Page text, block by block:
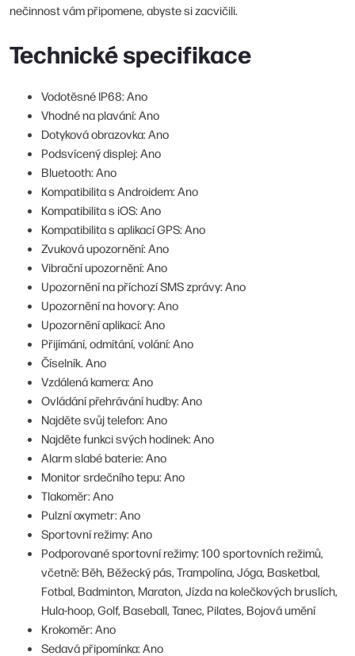
nečinnost vám připomene, abyste si zacvičili.
Technické specifikace
Vodotěsné IP68: Ano
Vhodné na plavání: Ano
Dotyková obrazovka: Ano
Podsvícený displej: Ano
Bluetooth: Ano
Kompatibilita s Androidem: Ano
Kompatibilita s iOS: Ano
Kompatibilita s aplikací GPS: Ano
Zvuková upozornění: Ano
Vibrační upozornění: Ano
Upozornění na příchozí SMS zprávy: Ano
Upozornění na hovory: Ano
Upozornění aplikací: Ano
Přijímání, odmítání, volání: Ano
Číselník. Ano
Vzdálená kamera: Ano
Ovládání přehrávání hudby: Ano
Najděte svůj telefon: Ano
Najděte funkci svých hodinek: Ano
Alarm slabé baterie: Ano
Monitor srdečního tepu: Ano
Tlakoměr: Ano
Pulzní oxymetr: Ano
Sportovní režimy: Ano
Podporované sportovní režimy: 100 sportovních režimů,
včetně: Běh, Běžecký pás, Trampolína, Jóga, Basketbal,
Fotbal, Badminton, Maraton, Jízda na kolečkových bruslích,
Hula-hoop, Golf, Baseball, Tanec, Pilates, Bojová umění
Krokoměr: Ano
Sedavá připomínka: Ano